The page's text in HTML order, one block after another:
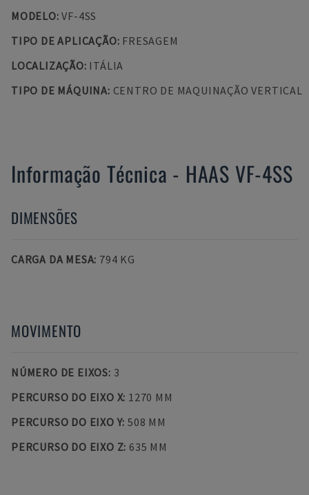
MODELO:VF-4SS
TIPO DE APLICAÇÃO: FRESAGEM
LOCALIZAÇÃO: ITÁLIA
TIPO DE MÁQUINA: CENTRO DE MAQUINAÇÃO VERTICAL
Informação Técnica - HAAS VF-4SS
DIMENSÕES
CARGA DA MESA: 794 KG
MOVIMENTO
NÚMERO DE EIXOS: 3
PERCURSO DO EIXO X: 1270 MM
PERCURSO DO EIXO Y: 508 MM
PERCURSO DO EIXO Z: 635 MM